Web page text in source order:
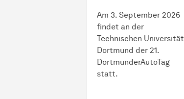
Am 3. September 2026
findet an der
Technischen Universität
Dortmund der 21.
DortmunderAutoTag
statt.